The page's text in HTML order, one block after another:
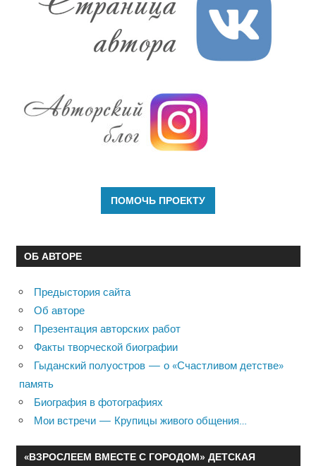
ОБ АВТОРЕ
Предыстория сайта
Об авторе
Презентация авторских работ
Факты творческой биографии
Гыданский полуостров — о «Счастливом детстве»
память
Биография в фотографиях
Мои встречи — Крупицы живого общения…
«ВЗРОСЛЕЕМ ВМЕСТЕ С ГОРОДОМ» ДЕТСКАЯ